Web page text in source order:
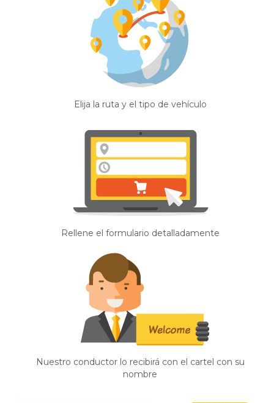
Elija la ruta y el tipo de vehículo
Rellene el formulario detalladamente
Nuestro conductor lo recibirá con el cartel con su
nombre